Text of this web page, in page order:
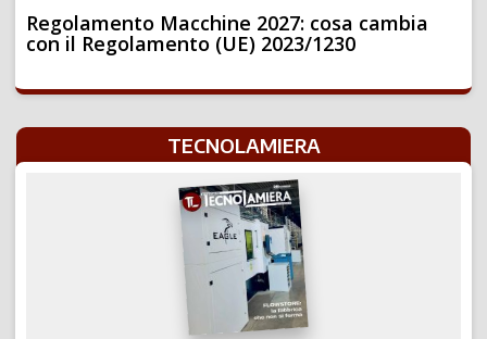
Regolamento Macchine 2027: cosa cambia
con il Regolamento (UE) 2023/1230
TECNOLAMIERA